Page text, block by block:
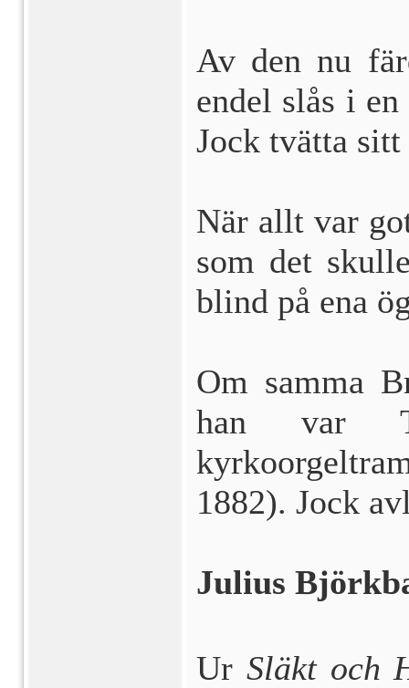
Av den nu
endel slås i
Jock tvätta
När allt var
som det
blind på ena
Om samma
han var
1882). Jock
Julius
Ur  Släkt och